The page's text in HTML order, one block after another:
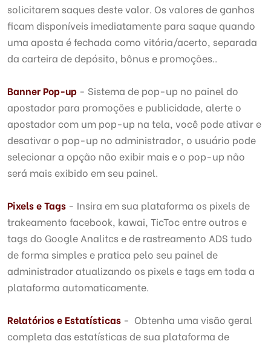
solicitarem saques deste valor. Os valores de ganhos
ficam disponíveis imediatamente para saque quando
uma aposta é fechada como vitória/acerto, separada
da carteira de depósito, bônus e promoções..
Banner Pop-up - Sistema de pop-up no painel do
apostador para promoções e publicidade, alerte o
apostador com um pop-up na tela, você pode ativar e
desativar o pop-up no administrador, o usuário pode
selecionar a opção não exibir mais e o pop-up não
será mais exibido em seu painel.
Pixels e Tags - Insira em sua plataforma os pixels de
trakeamento facebook, kawai, TicToc entre outros e
tags do Google Analitcs e de rastreamento ADS tudo
de forma simples e pratica pelo seu painel de
administrador atualizando os pixels e tags em toda a
plataforma automaticamente.
Relatórios e Estatísticas - Obtenha uma visão geral
completa das estatísticas de sua plataforma de